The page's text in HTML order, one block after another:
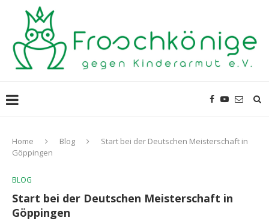
Home Blog
Start bei der Deutschen Meisterschaft in
Göppingen
BLOG
Start bei der Deutschen Meisterschaft in
Göppingen